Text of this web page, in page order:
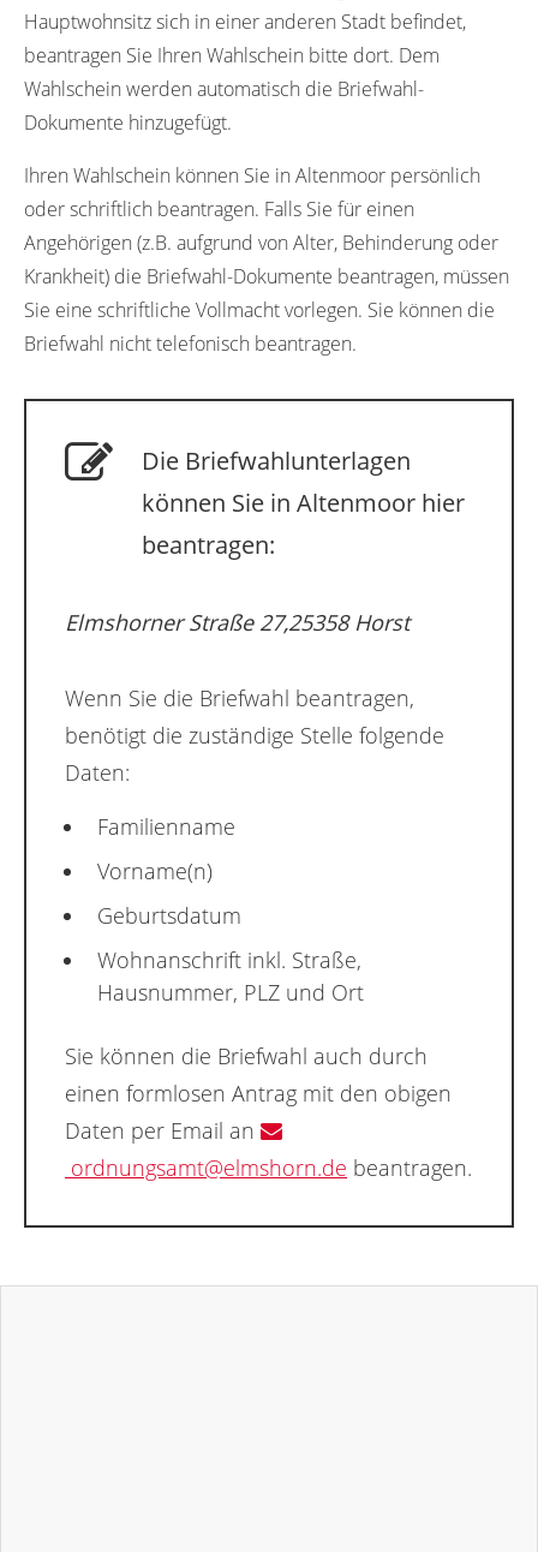
Hauptwohnsitz sich in einer anderen Stadt befindet,
beantragen Sie Ihren Wahlschein bitte dort. Dem
Wahlschein werden automatisch die Briefwahl-
Dokumente hinzugefügt.
Ihren Wahlschein können Sie in Altenmoor persönlich
oder schriftlich beantragen. Falls Sie für einen
Angehörigen (z.B. aufgrund von Alter, Behinderung oder
Krankheit) die Briefwahl-Dokumente beantragen, müssen
Sie eine schriftliche Vollmacht vorlegen. Sie können die
Briefwahl nicht telefonisch beantragen.
Die Briefwahlunterlagen
können Sie in Altenmoor hier
beantragen:
Elmshorner Straße 27,25358 Horst
Wenn Sie die Briefwahl beantragen,
benötigt die zuständige Stelle folgende
Daten:
Familienname
Vorname(n)
Geburtsdatum
Wohnanschrift inkl. Straße,
Hausnummer, PLZ und Ort
Sie können die Briefwahl auch durch
einen formlosen Antrag mit den obigen
Daten per Email an
ordnungsamt@elmshorn.de beantragen.